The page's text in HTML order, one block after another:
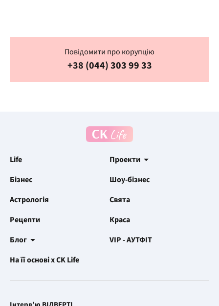
Повідомити про корупцію
+38 (044) 303 99 33
Life
Проекти
Бізнес
Шоу-бізнес
Астрологія
Свята
Рецепти
Краса
Блог
VIP - АУТФІТ
На її основі x CK Life